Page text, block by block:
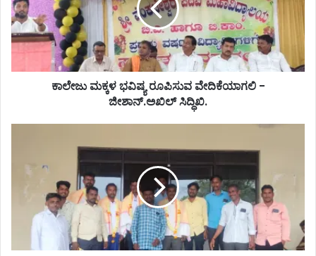
ಕಾಲೇಜು ಮಕ್ಕಳ ಭವಿಷ್ಯ ರೂಪಿಸುವ ವೇದಿಕೆಯಾಗಲಿ -
ಜೀಶಾನ್.ಅಖಿಲ್ ಸಿದ್ಧಿಖಿ.